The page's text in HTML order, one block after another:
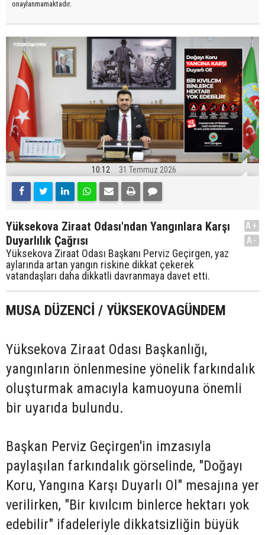
onaylanmamaktadır.
10:12 31 Temmuz 2026
Yüksekova Ziraat Odası'ndan Yangınlara Karşı
Duyarlılık Çağrısı
Yüksekova Ziraat Odası Başkanı Perviz Geçirgen, yaz
aylarında artan yangın riskine dikkat çekerek
vatandaşları daha dikkatli davranmaya davet etti.
A+
A-
MUSA DÜZENCİ / YÜKSEKOVAGÜNDEM
Yüksekova Ziraat Odası Başkanlığı,
yangınların önlenmesine yönelik farkındalık
oluşturmak amacıyla kamuoyuna önemli
bir uyarıda bulundu.
Başkan Perviz Geçirgen'in imzasıyla
paylaşılan farkındalık görselinde, "Doğayı
Koru, Yangına Karşı Duyarlı Ol" mesajına yer
verilirken, "Bir kıvılcım binlerce hektarı yok
edebilir" ifadeleriyle dikkatsizliğin büyük